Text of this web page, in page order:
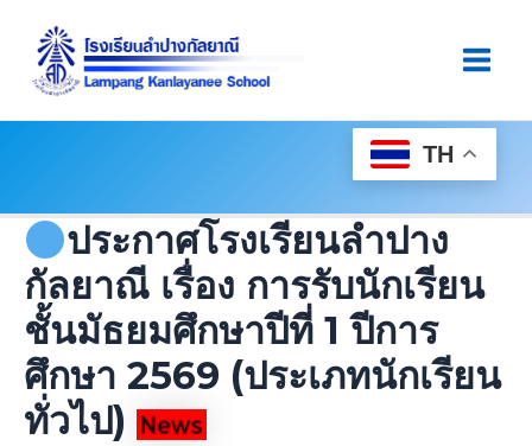
Content
TH
ประกาศโรงเรียนลำปาง
กัลยาณี เรื่อง การรับนักเรียน
ชั้นมัธยมศึกษาปีที่ 1 ปีการ
ศึกษา 2569 (ประเภทนักเรียน
ทั่วไป)
Navigation